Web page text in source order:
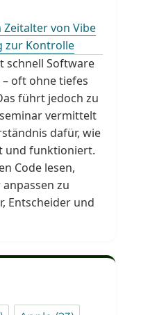
von Vibe
zur Kontrolle
schnell Software
oft ohne tiefes
führt jedoch zu
vermittelt
dafür, wie
und funktioniert.
Code lesen,
zu
Entscheider und